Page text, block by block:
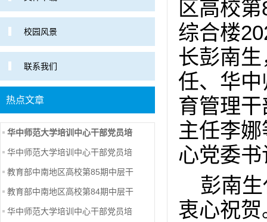
校园风景
联系我们
热点文章
华中师范大学培训中心干部党员培
华中师范大学培训中心干部党员培
教育部中南地区高校第85期中层干
教育部中南地区高校第84期中层干
华中师范大学培训中心干部党员培
区高校
综合楼
长彭南
任、华
育管理
主任李
心党委
彭南
衷心祝